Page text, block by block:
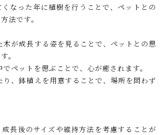
なった年に植樹を行うことで、ペットとの
法です。
木が成長する姿を見ることで、ペットとの思
。
ペットを偲ぶことで、心が癒されます。
り、鉢植えを用意することで、場所を問わず
長後のサイズや維持方法を考慮することが